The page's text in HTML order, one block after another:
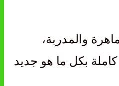
والمدربة،
بكل ما هو جديد